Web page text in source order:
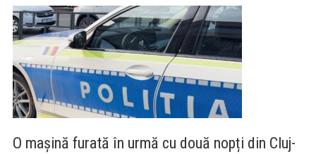
O mașină furată în urmă cu două nopți din Cluj-